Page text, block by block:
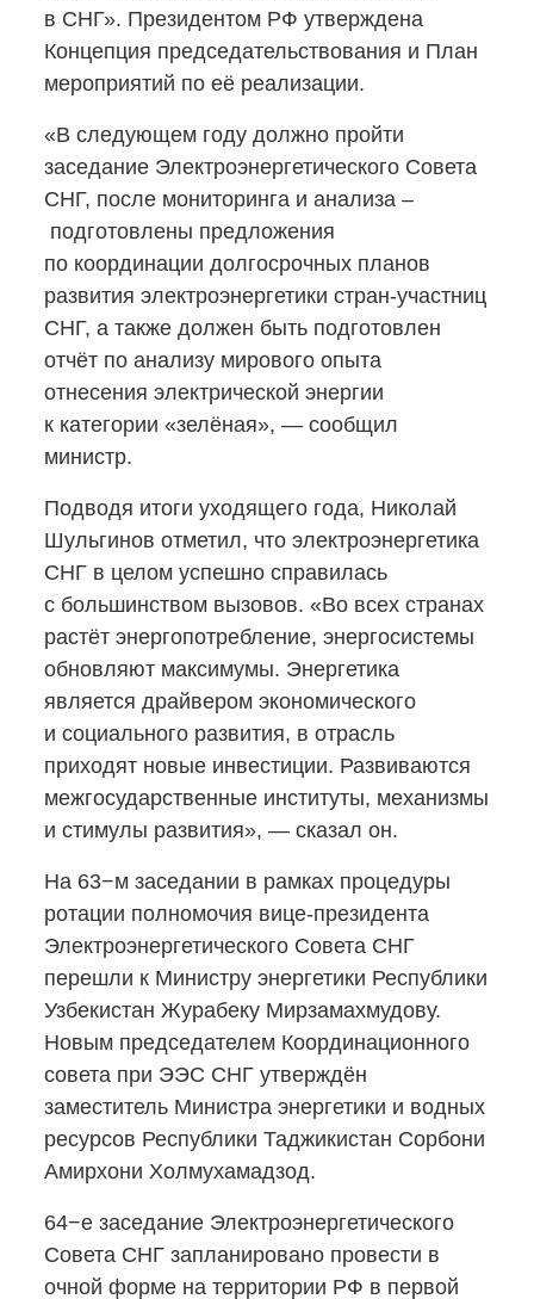
в СНГ». Президентом РФ утверждена
Концепция председательствования и План
мероприятий по её реализации.
«В следующем году должно пройти
заседание Электроэнергетического Совета
СНГ, после мониторинга и анализа –
подготовлены предложения
по координации долгосрочных планов
развития электроэнергетики стран-участниц
СНГ, а также должен быть подготовлен
отчёт по анализу мирового опыта
отнесения электрической энергии
к категории «зелёная», — сообщил
министр.
Подводя итоги уходящего года, Николай
Шульгинов отметил, что электроэнергетика
СНГ в целом успешно справилась
с большинством вызовов. «Во всех странах
растёт энергопотребление, энергосистемы
обновляют максимумы. Энергетика
является драйвером экономического
и социального развития, в отрасль
приходят новые инвестиции. Развиваются
межгосударственные институты, механизмы
и стимулы развития», — сказал он.
На 63−м заседании в рамках процедуры
ротации полномочия вице-президента
Электроэнергетического Совета СНГ
перешли к Министру энергетики Республики
Узбекистан Журабеку Мирзамахмудову.
Новым председателем Координационного
совета при ЭЭС СНГ утверждён
заместитель Министра энергетики и водных
ресурсов Республики Таджикистан Сорбони
Амирхони Холмухамадзод.
64−е заседание Электроэнергетического
Совета СНГ запланировано провести в
очной форме на территории РФ в первой